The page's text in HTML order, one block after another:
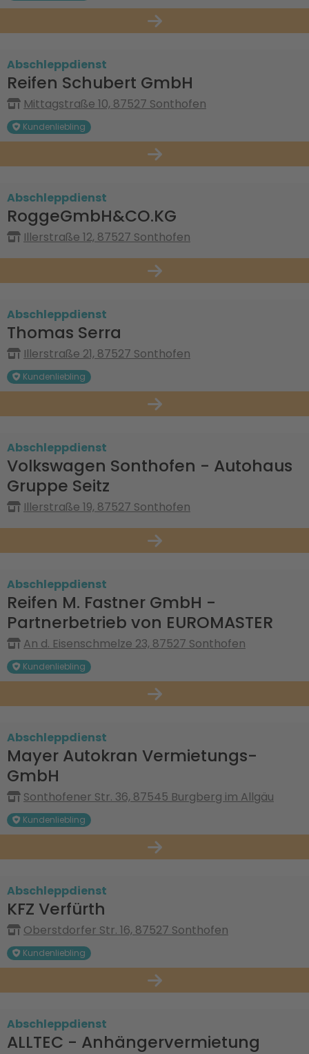
Abschleppdienst
Reifen Schubert GmbH
Mittagstraße 10, 87527 Sonthofen
Kundenliebling
Abschleppdienst
RoggeGmbH&CO.KG
Illerstraße 12, 87527 Sonthofen
Abschleppdienst
Thomas Serra
Illerstraße 21, 87527 Sonthofen
Kundenliebling
Abschleppdienst
Volkswagen Sonthofen - Autohaus
Gruppe Seitz
Illerstraße 19, 87527 Sonthofen
Abschleppdienst
Reifen M. Fastner GmbH -
Partnerbetrieb von EUROMASTER
An d. Eisenschmelze 23, 87527 Sonthofen
Kundenliebling
Abschleppdienst
Mayer Autokran Vermietungs-
GmbH
Sonthofener Str. 36, 87545 Burgberg im Allgäu
Kundenliebling
Abschleppdienst
KFZ Verfürth
Oberstdorfer Str. 16, 87527 Sonthofen
Kundenliebling
Abschleppdienst
ALLTEC - Anhängervermietung